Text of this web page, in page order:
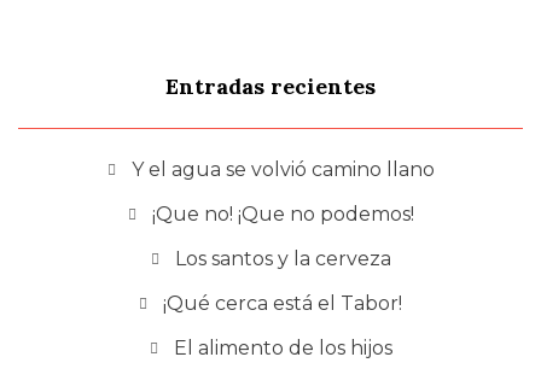
Entradas recientes
Y el agua se volvió camino llano
¡Que no! ¡Que no podemos!
Los santos y la cerveza
¡Qué cerca está el Tabor!
El alimento de los hijos